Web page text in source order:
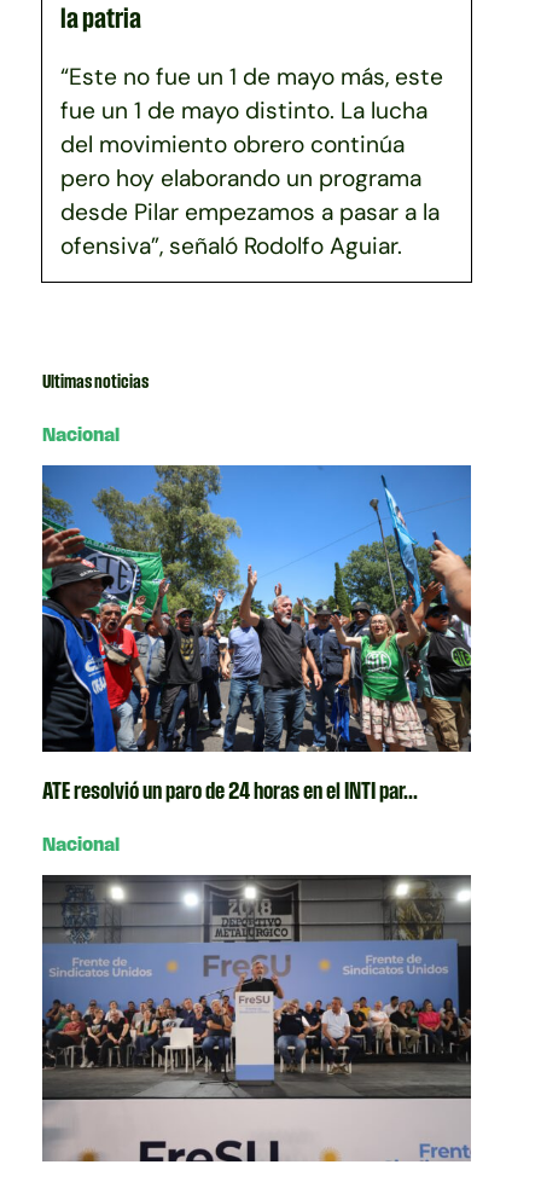
la patria
“Este no fue un 1 de mayo más, este
fue un 1 de mayo distinto. La lucha
del movimiento obrero continúa
pero hoy elaborando un programa
desde Pilar empezamos a pasar a la
ofensiva”, señaló Rodolfo Aguiar.
Ultimas noticias
Nacional
ATE resolvió un paro de 24 horas en el INTI par...
Nacional